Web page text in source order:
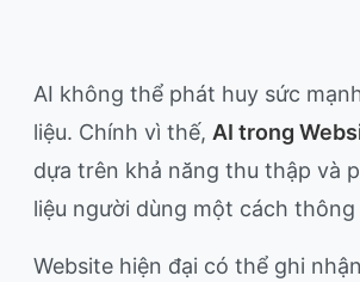
AI không thể phát huy sức
liệu. Chính vì thế, AI trong
dựa trên khả năng thu thập và
liệu người dùng một cách thông
Website hiện đại có thể ghi